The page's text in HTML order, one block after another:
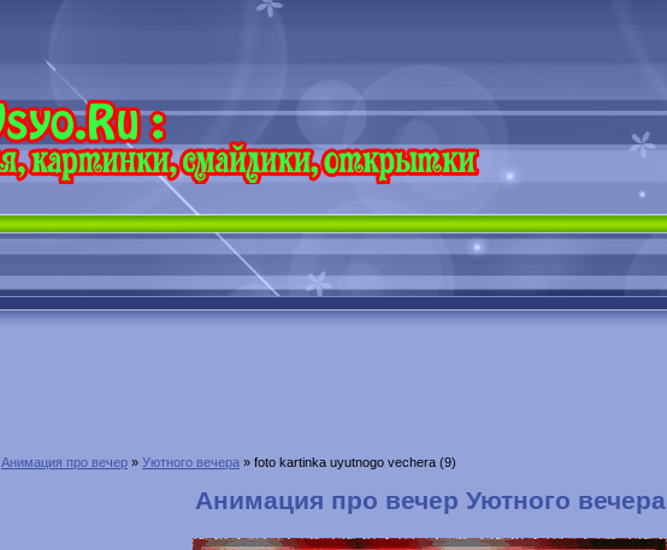
Анимация про вечер » Уютного вечера » foto kartinka uyutnogo vechera (9)
Анимация про вечер Уютного вечера